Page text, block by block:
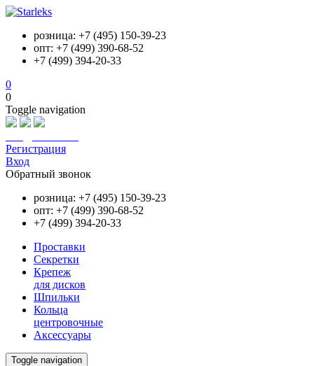
розница: +7 (495) 150-39-23
опт: +7 (499) 390-68-52
+7 (499) 394-20-33
0
0
Toggle navigation
Регистрация
Вход
Обратный звонок
розница: +7 (495) 150-39-23
опт: +7 (499) 390-68-52
+7 (499) 394-20-33
Проставки
Секретки
Крепеж
для дисков
Шпильки
Кольца
центровочные
Аксессуары
Toggle navigation